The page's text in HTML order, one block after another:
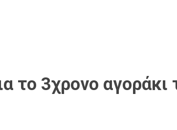
το 3χρονο αγοράκι